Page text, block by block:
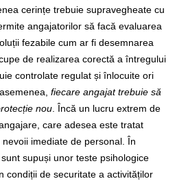
cerințe trebuie supravegheate cu
angajatorilor să facă evaluarea
fezabile cum ar fi desemnarea
de realizarea corectă a întregului
controlate regulat și înlocuite ori
fiecare angajat trebuie să
nou. Încă un lucru extrem de
care adesea este tratat
imediate de personal. În
supuși unor teste psihologice
condiții de securitate a activităților